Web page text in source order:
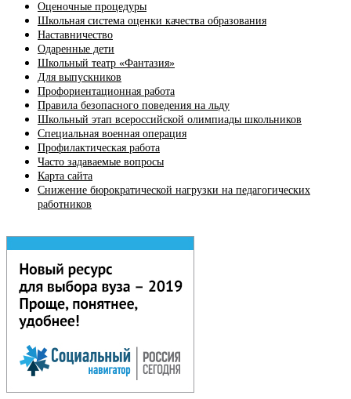
Оценочные процедуры
Школьная система оценки качества образования
Наставничество
Одаренные дети
Школьный театр «Фантазия»
Для выпускников
Профориентационная работа
Правила безопасного поведения на льду
Школьный этап всероссийской олимпиады школьников
Специальная военная операция
Профилактическая работа
Часто задаваемые вопросы
Карта сайта
Снижение бюрократической нагрузки на педагогических
работников